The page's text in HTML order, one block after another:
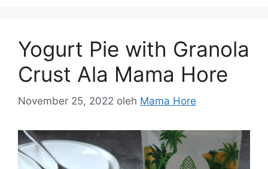
Yogurt Pie with Granola
Crust Ala Mama Hore
November 25, 2022 oleh Mama Hore